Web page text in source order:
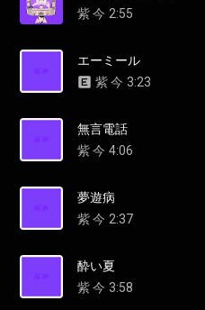
紫 今 2:55
エーミール
紫 今 3:23
無言電話
紫 今 4:06
夢遊病
紫 今 2:37
酔い夏
紫 今 3:58